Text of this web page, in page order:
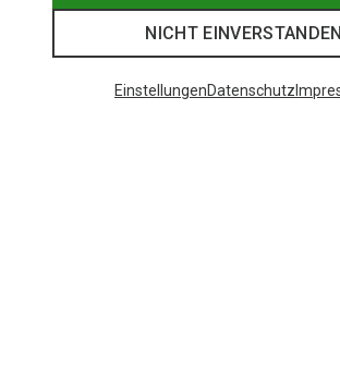
NICHT EINVERSTANDEN
EinstellungenDatenschutz